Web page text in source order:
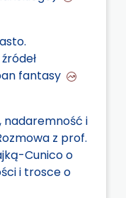
fantasy
nadaremność i
z prof.
Cunico o
i trosce o